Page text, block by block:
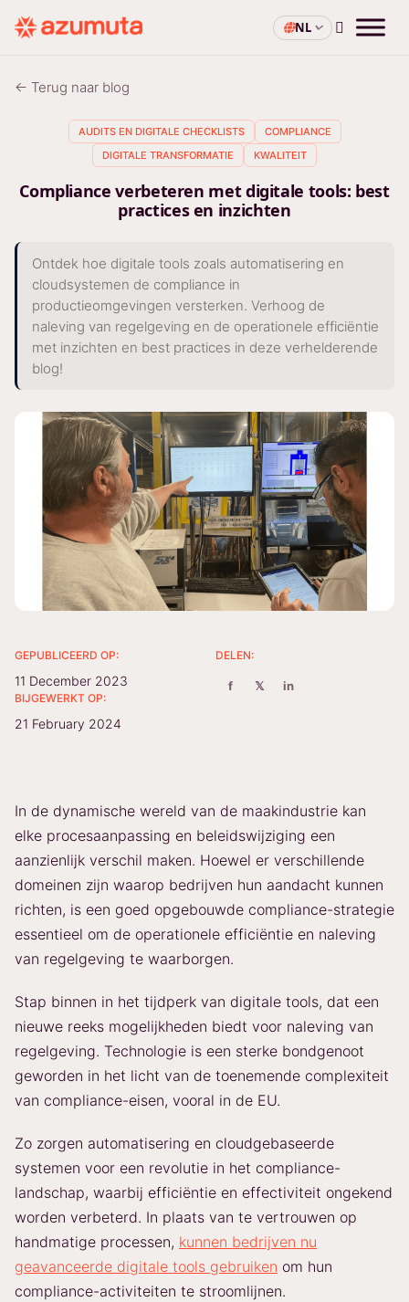
NL
← Terug naar blog
AUDITS EN DIGITALE CHECKLISTS
COMPLIANCE
DIGITALE TRANSFORMATIE
KWALITEIT
Compliance verbeteren met digitale tools: best
practices en inzichten
Ontdek hoe digitale tools zoals automatisering en
cloudsystemen de compliance in
productieomgevingen versterken. Verhoog de
naleving van regelgeving en de operationele efficiëntie
met inzichten en best practices in deze verhelderende
blog!
GEPUBLICEERD OP:
11 December 2023
BIJGEWERKT OP:
21 February 2024
DELEN:
f 𝕏 in
In de dynamische wereld van de maakindustrie kan
elke procesaanpassing en beleidswijziging een
aanzienlijk verschil maken. Hoewel er verschillende
domeinen zijn waarop bedrijven hun aandacht kunnen
richten, is een goed opgebouwde compliance-strategie
essentieel om de operationele efficiëntie en naleving
van regelgeving te waarborgen.
Stap binnen in het tijdperk van digitale tools, dat een
nieuwe reeks mogelijkheden biedt voor naleving van
regelgeving. Technologie is een sterke bondgenoot
geworden in het licht van de toenemende complexiteit
van compliance-eisen, vooral in de EU.
Zo zorgen automatisering en cloudgebaseerde
systemen voor een revolutie in het compliance-
landschap, waarbij efficiëntie en effectiviteit ongekend
worden verbeterd. In plaats van te vertrouwen op
handmatige processen, kunnen bedrijven nu
geavanceerde digitale tools gebruiken om hun
compliance-activiteiten te stroomlijnen.